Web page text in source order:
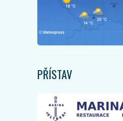
PŘÍSTAV